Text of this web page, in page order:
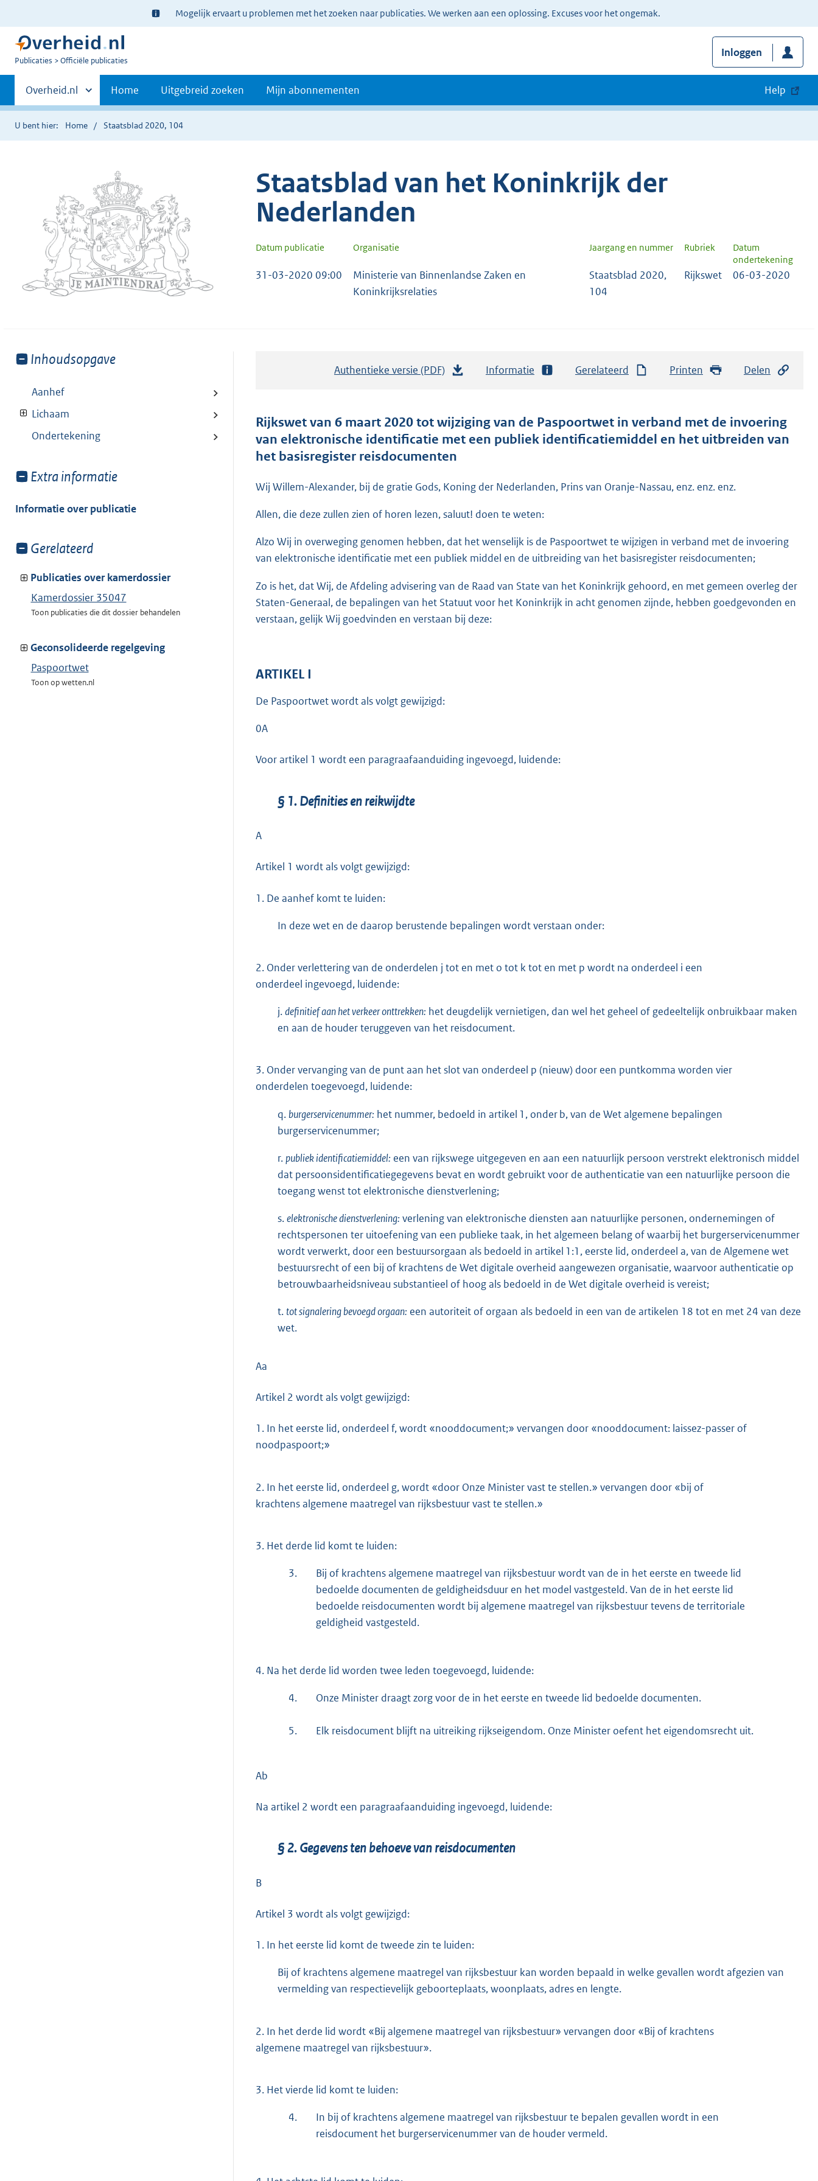
Ter
informatie:
Mogelijk ervaart u problemen met het zoeken naar publicaties. We werken aan een oplossing. Excuses voor het ongemak.
U
Publicaties Officiële publicaties
Inloggen
Primaire
navigatie
Andere
sites
binnen
Overheid.nl Home Uitgebreid zoeken Mijn abonnementen Help
U bent hier: Home Staatsblad 2020, 104
Staatsblad van het Koninkrijk der
Nederlanden
Datum publicatie Organisatie Jaargang en nummer Rubriek
Datum
ondertekening
31-03-2020 09:00
Ministerie van Binnenlandse Zaken en
Koninkrijksrelaties
Staatsblad 2020,
104
Rijkswet 06-03-2020
Toon
van:
Inhoudsopgave
Aanhef
Lichaam
Ondertekening
Toon
van:
Extra informatie
Informatie over publicatie
Toon
van:
Gerelateerd
Publicaties over kamerdossier
Kamerdossier 35047
Toon publicaties die dit dossier behandelen
Geconsolideerde regelgeving
Paspoortwet
Toon op wetten.nl
Authentieke versie (PDF)
t
a
n
s
r
o
o
t
e
:
Informatie Gerelateerd Printen Delen
Rijkswet van 6 maart 2020 tot wijziging van de Paspoortwet in verband met de invoering
van elektronische identificatie met een publiek identificatiemiddel en het uitbreiden van
het basisregister reisdocumenten
Wij Willem-Alexander, bij de gratie Gods, Koning der Nederlanden, Prins van Oranje-Nassau, enz. enz. enz.
Allen, die deze zullen zien of horen lezen, saluut! doen te weten:
Alzo Wij in overweging genomen hebben, dat het wenselijk is de Paspoortwet te wijzigen in verband met de invoering
van elektronische identificatie met een publiek middel en de uitbreiding van het basisregister reisdocumenten;
Zo is het, dat Wij, de Afdeling advisering van de Raad van State van het Koninkrijk gehoord, en met gemeen overleg der
Staten-Generaal, de bepalingen van het Statuut voor het Koninkrijk in acht genomen zijnde, hebben goedgevonden en
verstaan, gelijk Wij goedvinden en verstaan bij deze:
ARTIKEL I
De Paspoortwet wordt als volgt gewijzigd:
0A
Voor artikel 1 wordt een paragraafaanduiding ingevoegd, luidende:
§ 1. Definities en reikwijdte
A
Artikel 1 wordt als volgt gewijzigd:
1. De aanhef komt te luiden:
In deze wet en de daarop berustende bepalingen wordt verstaan onder:
2. Onder verlettering van de onderdelen j tot en met o tot k tot en met p wordt na onderdeel i een
onderdeel ingevoegd, luidende:
j.definitief aan het verkeer onttrekken: het deugdelijk vernietigen, dan wel het geheel of gedeeltelijk onbruikbaar maken
en aan de houder teruggeven van het reisdocument.
3. Onder vervanging van de punt aan het slot van onderdeel p (nieuw) door een puntkomma worden vier
onderdelen toegevoegd, luidende:
q.burgerservicenummer: het nummer, bedoeld in artikel 1, onder b, van de Wet algemene bepalingen
burgerservicenummer;
r. publiek identificatiemiddel: een van rijkswege uitgegeven en aan een natuurlijk persoon verstrekt elektronisch middel
dat persoonsidentificatiegegevens bevat en wordt gebruikt voor de authenticatie van een natuurlijke persoon die
toegang wenst tot elektronische dienstverlening;
s.elektronische dienstverlening: verlening van elektronische diensten aan natuurlijke personen, ondernemingen of
rechtspersonen ter uitoefening van een publieke taak, in het algemeen belang of waarbij het burgerservicenummer
wordt verwerkt, door een bestuursorgaan als bedoeld in artikel 1:1, eerste lid, onderdeel a, van de Algemene wet
bestuursrecht of een bij of krachtens de Wet digitale overheid aangewezen organisatie, waarvoor authenticatie op
betrouwbaarheidsniveau substantieel of hoog als bedoeld in de Wet digitale overheid is vereist;
t.tot signalering bevoegd orgaan: een autoriteit of orgaan als bedoeld in een van de artikelen 18 tot en met 24 van deze
wet.
Aa
Artikel 2 wordt als volgt gewijzigd:
1. In het eerste lid, onderdeel f, wordt «nooddocument;» vervangen door «nooddocument: laissez-passer of
noodpaspoort;»
2. In het eerste lid, onderdeel g, wordt «door Onze Minister vast te stellen.» vervangen door «bij of
krachtens algemene maatregel van rijksbestuur vast te stellen.»
3. Het derde lid komt te luiden:
3.
Bij of krachtens algemene maatregel van rijksbestuur wordt van de in het eerste en tweede lid
bedoelde documenten de geldigheidsduur en het model vastgesteld. Van de in het eerste lid
bedoelde reisdocumenten wordt bij algemene maatregel van rijksbestuur tevens de territoriale
geldigheid vastgesteld.
4. Na het derde lid worden twee leden toegevoegd, luidende:
4. Onze Minister draagt zorg voor de in het eerste en tweede lid bedoelde documenten.
5. Elk reisdocument blijft na uitreiking rijkseigendom. Onze Minister oefent het eigendomsrecht uit.
Ab
Na artikel 2 wordt een paragraafaanduiding ingevoegd, luidende:
§ 2. Gegevens ten behoeve van reisdocumenten
B
Artikel 3 wordt als volgt gewijzigd:
1. In het eerste lid komt de tweede zin te luiden:
Bij of krachtens algemene maatregel van rijksbestuur kan worden bepaald in welke gevallen wordt afgezien van
vermelding van respectievelijk geboorteplaats, woonplaats, adres en lengte.
2. In het derde lid wordt «Bij algemene maatregel van rijksbestuur» vervangen door «Bij of krachtens
algemene maatregel van rijksbestuur».
3. Het vierde lid komt te luiden:
4.
In bij of krachtens algemene maatregel van rijksbestuur te bepalen gevallen wordt in een
reisdocument het burgerservicenummer van de houder vermeld.